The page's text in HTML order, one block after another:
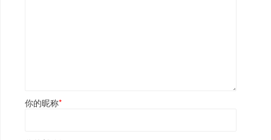
你的昵称*